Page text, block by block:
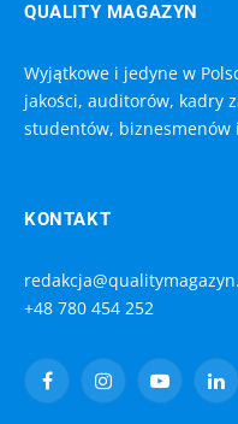
QUALITY MAGAZYN
Wyjątkowe i jedyne w
jakości, auditorów, kadry
studentów, biznesmenów
KONTAKT
+48 780 454 252
FacebookInstagramYouTube